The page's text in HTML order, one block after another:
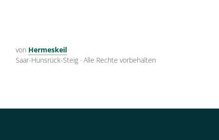
von Hermeskeil
Saar-Hunsrück-Steig · Alle Rechte vorbehalten